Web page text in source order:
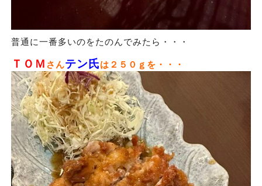
普通に一番多いのをたのんでみたら・・・
ＴＯＭ さんテン氏は２５０ｇを・・・